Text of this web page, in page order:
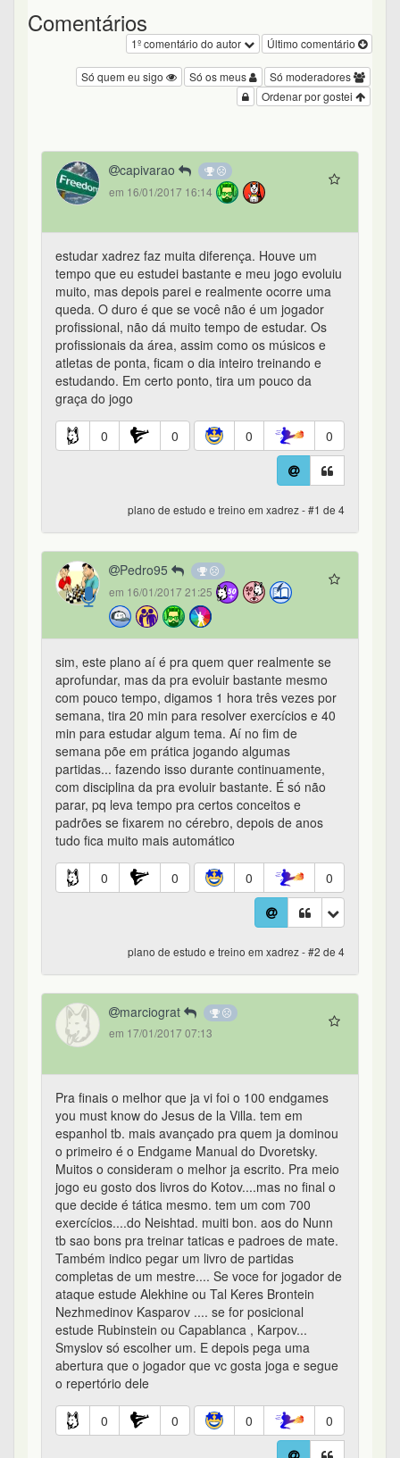
Comentários
Último comentário
1º comentário do autor
Só moderadores
Só os meus
Só quem eu sigo
Ordenar por gostei
capivarao
em 16/01/2017 16:14
estudar xadrez faz muita diferença. Houve um
tempo que eu estudei bastante e meu jogo evoluiu
muito, mas depois parei e realmente ocorre uma
queda. O duro é que se você não é um jogador
profissional, não dá muito tempo de estudar. Os
profissionais da área, assim como os músicos e
atletas de ponta, ficam o dia inteiro treinando e
estudando. Em certo ponto, tira um pouco da
graça do jogo
0 0 0 0
plano de estudo e treino em xadrez - #1 de 4
Pedro95
em 16/01/2017 21:25
sim, este plano aí é pra quem quer realmente se
aprofundar, mas da pra evoluir bastante mesmo
com pouco tempo, digamos 1 hora três vezes por
semana, tira 20 min para resolver exercícios e 40
min para estudar algum tema. Aí no fim de
semana põe em prática jogando algumas
partidas... fazendo isso durante continuamente,
com disciplina da pra evoluir bastante. É só não
parar, pq leva tempo pra certos conceitos e
padrões se fixarem no cérebro, depois de anos
tudo fica muito mais automático
0 0 0 0
plano de estudo e treino em xadrez - #2 de 4
marciograt
em 17/01/2017 07:13
Pra finais o melhor que ja vi foi o 100 endgames
you must know do Jesus de la Villa. tem em
espanhol tb. mais avançado pra quem ja dominou
o primeiro é o Endgame Manual do Dvoretsky.
Muitos o consideram o melhor ja escrito. Pra meio
jogo eu gosto dos livros do Kotov....mas no final o
que decide é tática mesmo. tem um com 700
exercícios....do Neishtad. muiti bon. aos do Nunn
tb sao bons pra treinar taticas e padroes de mate.
Também indico pegar um livro de partidas
completas de um mestre.... Se voce for jogador de
ataque estude Alekhine ou Tal Keres Brontein
Nezhmedinov Kasparov .... se for posicional
estude Rubinstein ou Capablanca , Karpov...
Smyslov só escolher um. E depois pega uma
abertura que o jogador que vc gosta joga e segue
o repertório dele
0 0 0 0